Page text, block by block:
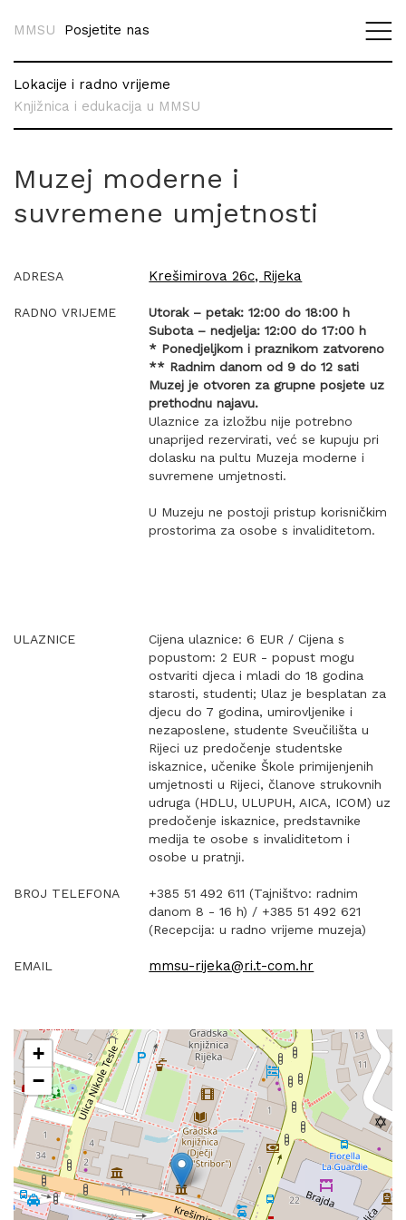
MMSU Posjetite nas
Lokacije i radno vrijeme
Knjižnica i edukacija u MMSU
Muzej moderne i
suvremene umjetnosti
ADRESA Krešimirova 26c, Rijeka
RADNO VRIJEME
Utorak – petak: 12:00 do 18:00 h
Subota – nedjelja: 12:00 do 17:00 h
* Ponedjeljkom i praznikom zatvoreno
** Radnim danom od 9 do 12 sati
Muzej je otvoren za grupne posjete uz
prethodnu najavu.
Ulaznice za izložbu nije potrebno
unaprijed rezervirati, već se kupuju pri
dolasku na pultu Muzeja moderne i
suvremene umjetnosti.
U Muzeju ne postoji pristup korisničkim
prostorima za osobe s invaliditetom.
ULAZNICE
Cijena ulaznice: 6 EUR / Cijena s
popustom: 2 EUR - popust mogu
ostvariti djeca i mladi do 18 godina
starosti, studenti; Ulaz je besplatan za
djecu do 7 godina, umirovljenike i
nezaposlene, studente Sveučilišta u
Rijeci uz predočenje studentske
iskaznice, učenike Škole primijenjenih
umjetnosti u Rijeci, članove strukovnih
udruga (HDLU, ULUPUH, AICA, ICOM) uz
predočenje iskaznice, predstavnike
medija te osobe s invaliditetom i
osobe u pratnji.
BROJ TELEFONA
+385 51 492 611 (Tajništvo: radnim
danom 8 - 16 h) / +385 51 492 621
(Recepcija: u radno vrijeme muzeja)
EMAIL mmsu-rijeka@ri.t-com.hr
+
−